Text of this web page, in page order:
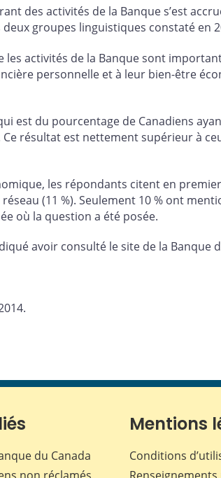
des activités de la Banque s’est
groupes linguistiques constaté en
activités de la Banque sont
personnelle et à leur bien-être
est du pourcentage de Canadiens
Ce résultat est nettement supérieur à
les répondants citent en
(11 %). Seulement 10 % ont
où la question a été posée.
avoir consulté le site de la
du Canada
Mentions
Conditions